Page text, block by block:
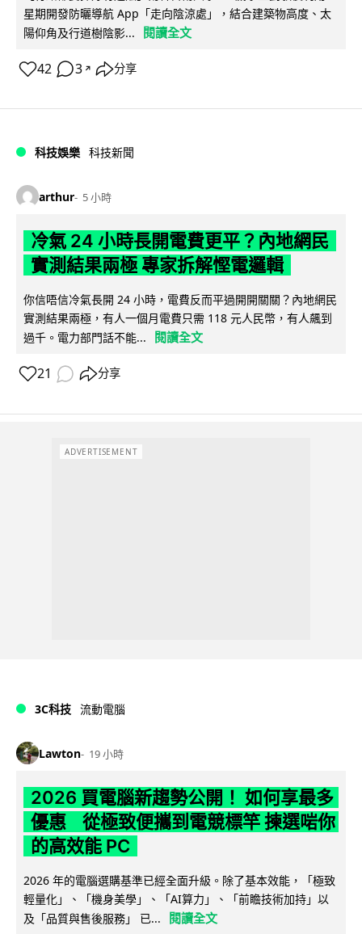
星期開發防曬導航 App「走向陰涼處」，結合建築物高度、太
陽仰角及行道樹陰影...
閱讀全文
42 3 ↗ 分享
科技娛樂 科技新聞
arthur 5 小時
冷氣 24 小時長開電費更平？內地網民
實測結果兩極 專家拆解慳電邏輯
你信唔信冷氣長開 24 小時，電費反而平過開開關關？內地網民
實測結果兩極，有人一個月電費只需 118 元人民幣，有人飆到
過千。電力部門話不能...
閱讀全文
21 分享
ADVERTISEMENT
3C科技 流動電腦
Lawton 19 小時
2026 買電腦新趨勢公開！ 如何享最多
優惠 從極致便攜到電競標竿 揀選啱你
的高效能 PC
2026 年的電腦選購基準已經全面升級。除了基本效能，「極致
輕量化」、「機身美學」、「AI算力」、「前瞻技術加持」以
及「品質與售後服務」 已...
閱讀全文